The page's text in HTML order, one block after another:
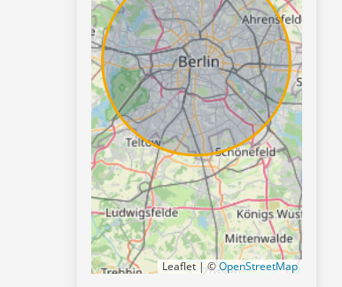
Leaflet | ©OpenStreetMap